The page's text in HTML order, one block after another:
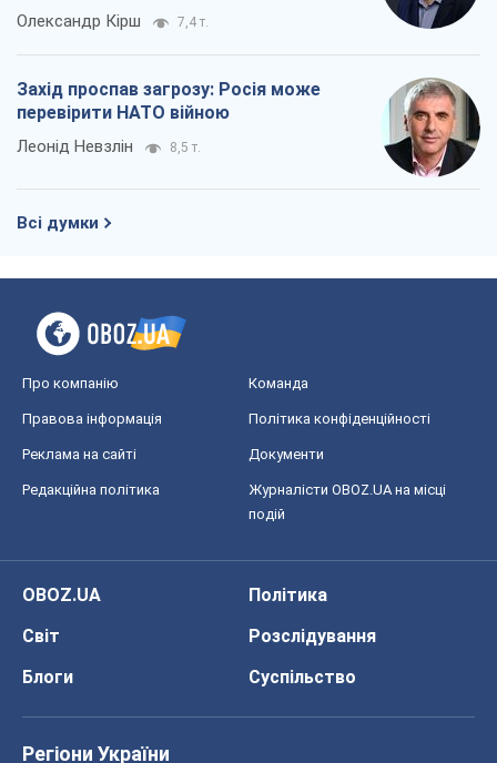
Олександр Кірш 7,4 т.
Захід проспав загрозу: Росія може
перевірити НАТО війною
Леонід Невзлін 8,5 т.
Всі думки
Про компанію Команда
Правова інформація Політика конфіденційності
Реклама на сайті Документи
Редакційна політика
Журналісти OBOZ.UA на місці
подій
OBOZ.UA
Політика
Світ
Розслідування
Блоги
Суспільство
Регіони України